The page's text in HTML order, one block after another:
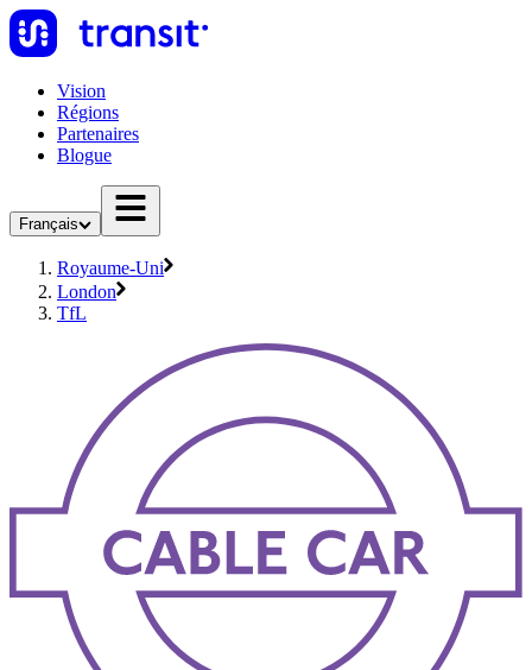
Vision
Régions
Partenaires
Blogue
Français
Royaume-Uni
London
TfL